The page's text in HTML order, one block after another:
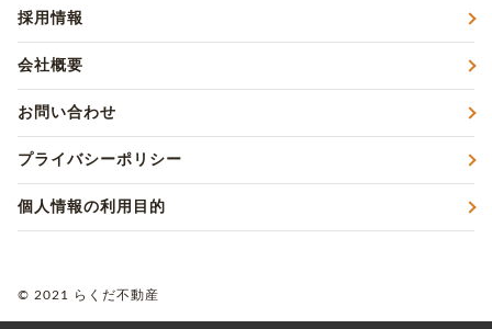
採用情報
会社概要
お問い合わせ
プライバシーポリシー
個人情報の利用目的
© 2021 らくだ不動産